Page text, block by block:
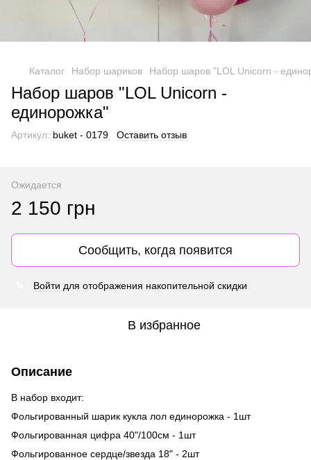
Каталог Набор шариков Набор шаров "LOL Unicorn -
Набор шаров "LOL Unicorn -
единорожка"
Артикул: buket - 0179 Оставить отзыв
Ожидается
2 150 грн
Сообщить, когда появится
Войти для отображения накопительной скидки
В избранное
Описание
В набор входит:
Фольгированный шарик кукла лол единорожка - 1шт
Фольгированная цифра 40"/100см - 1шт
Фольгированное сердце/звезда 18" - 2шт